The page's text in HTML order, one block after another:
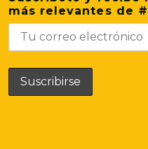
más relevantes de